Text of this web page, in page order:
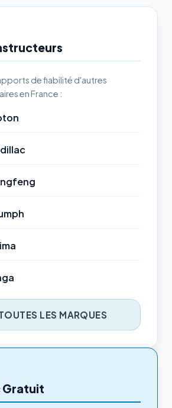
de fiabilité d'autres
en France :
LES MARQUES
Gratuit